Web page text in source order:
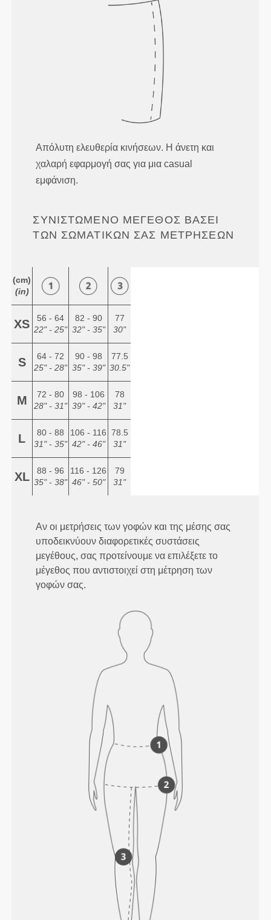
Απόλυτη ελευθερία κινήσεων. Η άνετη και
χαλαρή εφαρμογή σας για μια casual
εμφάνιση.
ΣΥΝΙΣΤΏΜΕΝΟ ΜΈΓΕΘΟΣ ΒΆΣΕΙ
ΤΩΝ ΣΩΜΑΤΙΚΏΝ ΣΑΣ ΜΕΤΡΉΣΕΩΝ
(cm)
(in)
XS
56 - 64
22" - 25"
82 - 90
32" - 35"
77
30"
S
64 - 72
25" - 28"
90 - 98
35" - 39"
77.5
30.5"
M
72 - 80
28" - 31"
98 - 106
39" - 42"
78
31"
L
80 - 88
31" - 35"
106 - 116
42" - 46"
78.5
31"
XL
88 - 96
35" - 38"
116 - 126
46" - 50"
79
31"
Αν οι μετρήσεις των γοφών και της μέσης σας
υποδεικνύουν διαφορετικές συστάσεις
μεγέθους, σας προτείνουμε να επιλέξετε το
μέγεθος που αντιστοιχεί στη μέτρηση των
γοφών σας.